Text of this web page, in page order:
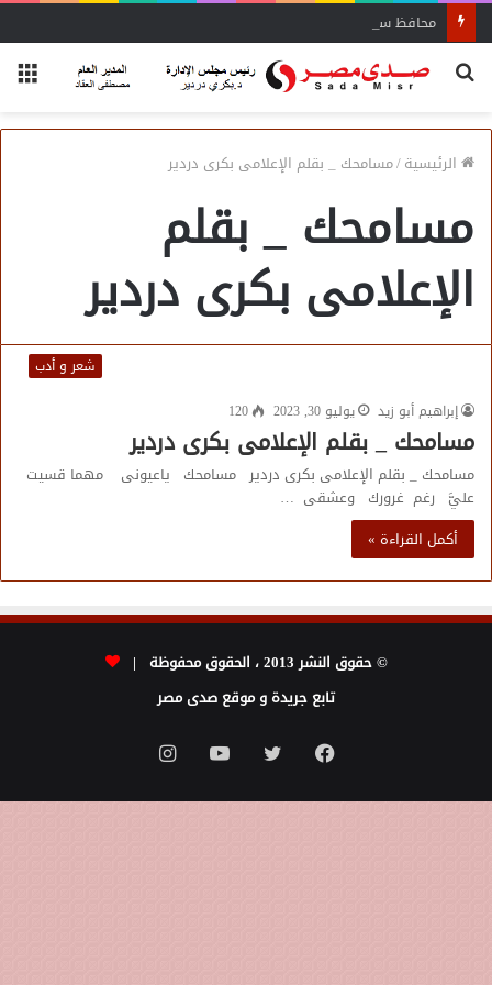
محافظ سوهاج يشدد على الإزالة الفورية
بحث
الرئيسية/مسامحك _ بقلم الإعلامى بكرى دردير
مسامحك _ بقلم
الإعلامى بكرى دردير
شعر و أدب
إبراهيم أبو زيد
يوليو 30, 2023 120
مسامحك _ بقلم الإعلامى بكرى دردير
مسامحك _ بقلم الإعلامى بكرى دردير مسامحك ياعيونى ﻣﻬﻤﺎ ﻗﺴﻴﺖ
ﻋﻠﻲَّ رغم غرورك وعشقى …
أكمل القراءة »
© حقوق النشر 2013 ، الحقوق محفوظة |
تابع جريدة و موقع صدى مصر
فيسبوك تويتر يوتيوبانستقرام